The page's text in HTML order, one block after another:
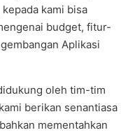
kami bisa
budget, fitur-
Aplikasi
oleh tim-tim
berikan senantiasa
mementahkan